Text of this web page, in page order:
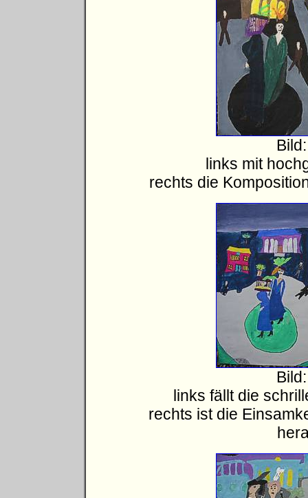
links mit
rechts die
links fällt die
rechts ist die